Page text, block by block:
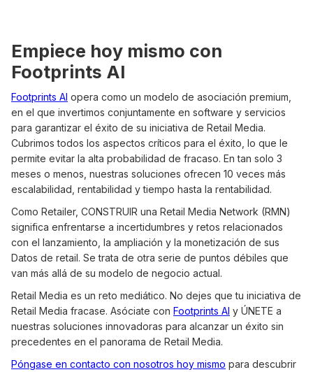
Empiece hoy mismo con
Footprints AI
Footprints AI opera como un modelo de asociación premium,
en el que invertimos conjuntamente en software y servicios
para garantizar el éxito de su iniciativa de Retail Media.
Cubrimos todos los aspectos críticos para el éxito, lo que le
permite evitar la alta probabilidad de fracaso. En tan solo 3
meses o menos, nuestras soluciones ofrecen 10 veces más
escalabilidad, rentabilidad y tiempo hasta la rentabilidad.
Como Retailer, CONSTRUIR una Retail Media Network (RMN)
significa enfrentarse a incertidumbres y retos relacionados
con el lanzamiento, la ampliación y la monetización de sus
Datos de retail. Se trata de otra serie de puntos débiles que
van más allá de su modelo de negocio actual.
Retail Media es un reto mediático. No dejes que tu iniciativa de
Retail Media fracase. Asóciate con Footprints AI y ÚNETE a
nuestras soluciones innovadoras para alcanzar un éxito sin
precedentes en el panorama de Retail Media.
Póngase en contacto con nosotros hoy mismo para descubrir